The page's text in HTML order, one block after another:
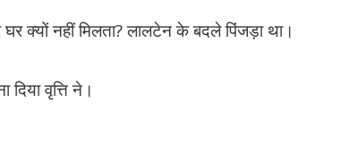
क्यों नहीं मिलता? लालटेन के बदले पिंजड़ा था।
वृत्ति ने।